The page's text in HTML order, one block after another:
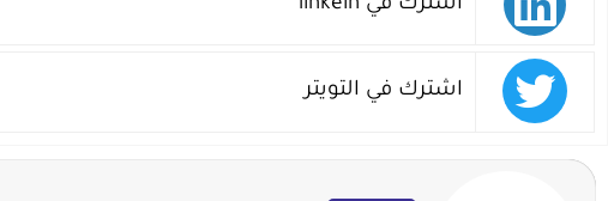
اشترك في linkein
اشترك في التويتر